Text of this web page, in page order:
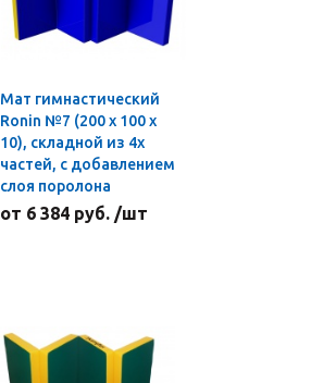
Мат гимнастический
Ronin №7 (200 х 100 х
10), складной из 4х
частей, с добавлением
слоя поролона
от 6 384 руб. /шт